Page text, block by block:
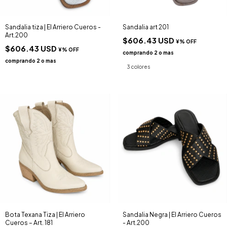
Sandalia tiza | El Arriero Cueros -
Art.200
$606.43 USD
Sandalia art 201
$606.43 USD
3 colores
Bota Texana Tiza | El Arriero
Cueros – Art. 181
Sandalia Negra | El Arriero Cueros
- Art.200